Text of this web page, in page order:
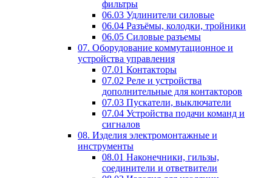
фильтры
06.03 Удлинители силовые
06.04 Разъёмы, колодки, тройники
06.05 Силовые разъемы
07. Оборудование коммутационное и
устройства управления
07.01 Контакторы
07.02 Реле и устройства
дополнительные для контакторов
07.03 Пускатели, выключатели
07.04 Устройства подачи команд и
сигналов
08. Изделия электромонтажные и
инструменты
08.01 Наконечники, гильзы,
соединители и ответвители